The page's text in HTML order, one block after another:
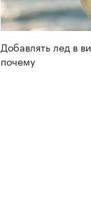
Добавлять лед в
почему